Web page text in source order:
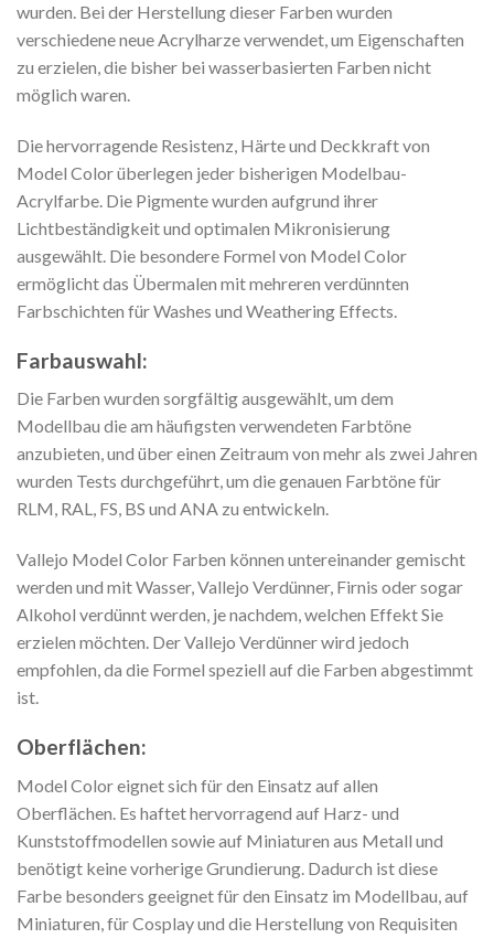
wurden. Bei der Herstellung dieser Farben wurden
verschiedene neue Acrylharze verwendet, um Eigenschaften
zu erzielen, die bisher bei wasserbasierten Farben nicht
möglich waren.
Die hervorragende Resistenz, Härte und Deckkraft von
Model Color überlegen jeder bisherigen Modelbau-
Acrylfarbe. Die Pigmente wurden aufgrund ihrer
Lichtbeständigkeit und optimalen Mikronisierung
ausgewählt. Die besondere Formel von Model Color
ermöglicht das Übermalen mit mehreren verdünnten
Farbschichten für Washes und Weathering Effects.
Farbauswahl:
Die Farben wurden sorgfältig ausgewählt, um dem
Modellbau die am häufigsten verwendeten Farbtöne
anzubieten, und über einen Zeitraum von mehr als zwei Jahren
wurden Tests durchgeführt, um die genauen Farbtöne für
RLM, RAL, FS, BS und ANA zu entwickeln.
Vallejo Model Color Farben können untereinander gemischt
werden und mit Wasser, Vallejo Verdünner, Firnis oder sogar
Alkohol verdünnt werden, je nachdem, welchen Effekt Sie
erzielen möchten. Der Vallejo Verdünner wird jedoch
empfohlen, da die Formel speziell auf die Farben abgestimmt
ist.
Oberflächen:
Model Color eignet sich für den Einsatz auf allen
Oberflächen. Es haftet hervorragend auf Harz- und
Kunststoffmodellen sowie auf Miniaturen aus Metall und
benötigt keine vorherige Grundierung. Dadurch ist diese
Farbe besonders geeignet für den Einsatz im Modellbau, auf
Miniaturen, für Cosplay und die Herstellung von Requisiten